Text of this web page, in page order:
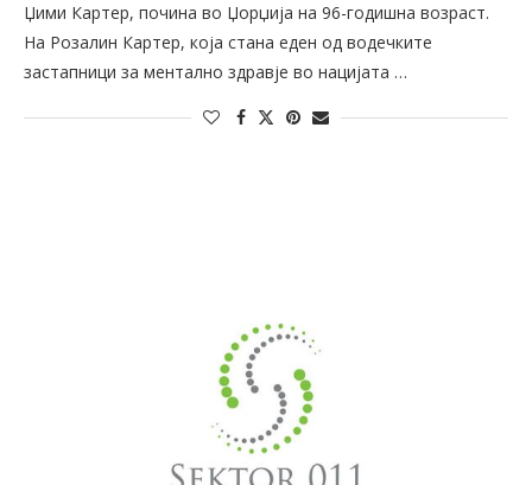
Џими Картер, почина во Џорџија на 96-годишна возраст.
На Розалин Картер, која стана еден од водечките
застапници за ментално здравје во нацијата …